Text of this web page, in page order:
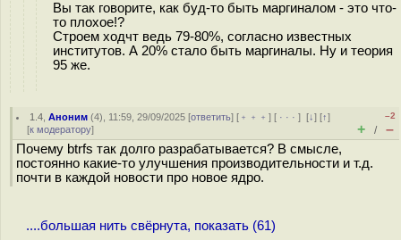
Вы так говорите, как буд-то быть маргиналом - это что-
то плохое!?
Строем ходчт ведь 79-80%, согласно известных
институтов. А 20% стало быть маргиналы. Ну и теория
95 же.
1.4 ,Аноним (4), 11:59, 29/09/2025 [ответить] [ ﹢﹢﹢] [ · · ·][↓] [↑]
[к модератору]
–2
+ / –
Почему btrfs так долго разрабатывается? В смысле,
постоянно какие-то улучшения производительности и т.д.
почти в каждой новости про новое ядро.
....большая нить свёрнута, показать (61)